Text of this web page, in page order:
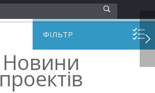
ФІЛЬТР
Новини
проектів